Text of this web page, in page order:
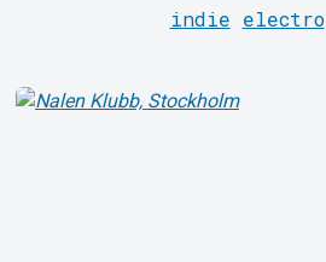
Support
indie electro